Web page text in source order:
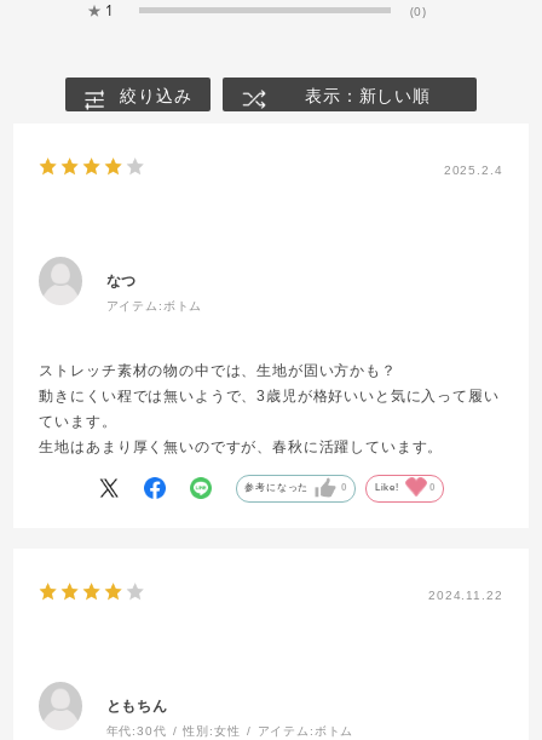
★ 1 (0)
絞り込み 表示：新しい順
2025.2.4
なつ
アイテム: ボトム
ストレッチ素材の物の中では、生地が固い方かも？
動きにくい程では無いようで、3歳児が格好いいと気に入って履い
ています。
生地はあまり厚く無いのですが、春秋に活躍しています。
参考になった 0 Like! 0
2024.11.22
ともちん
年代:30代 性別:女性 アイテム:ボトム